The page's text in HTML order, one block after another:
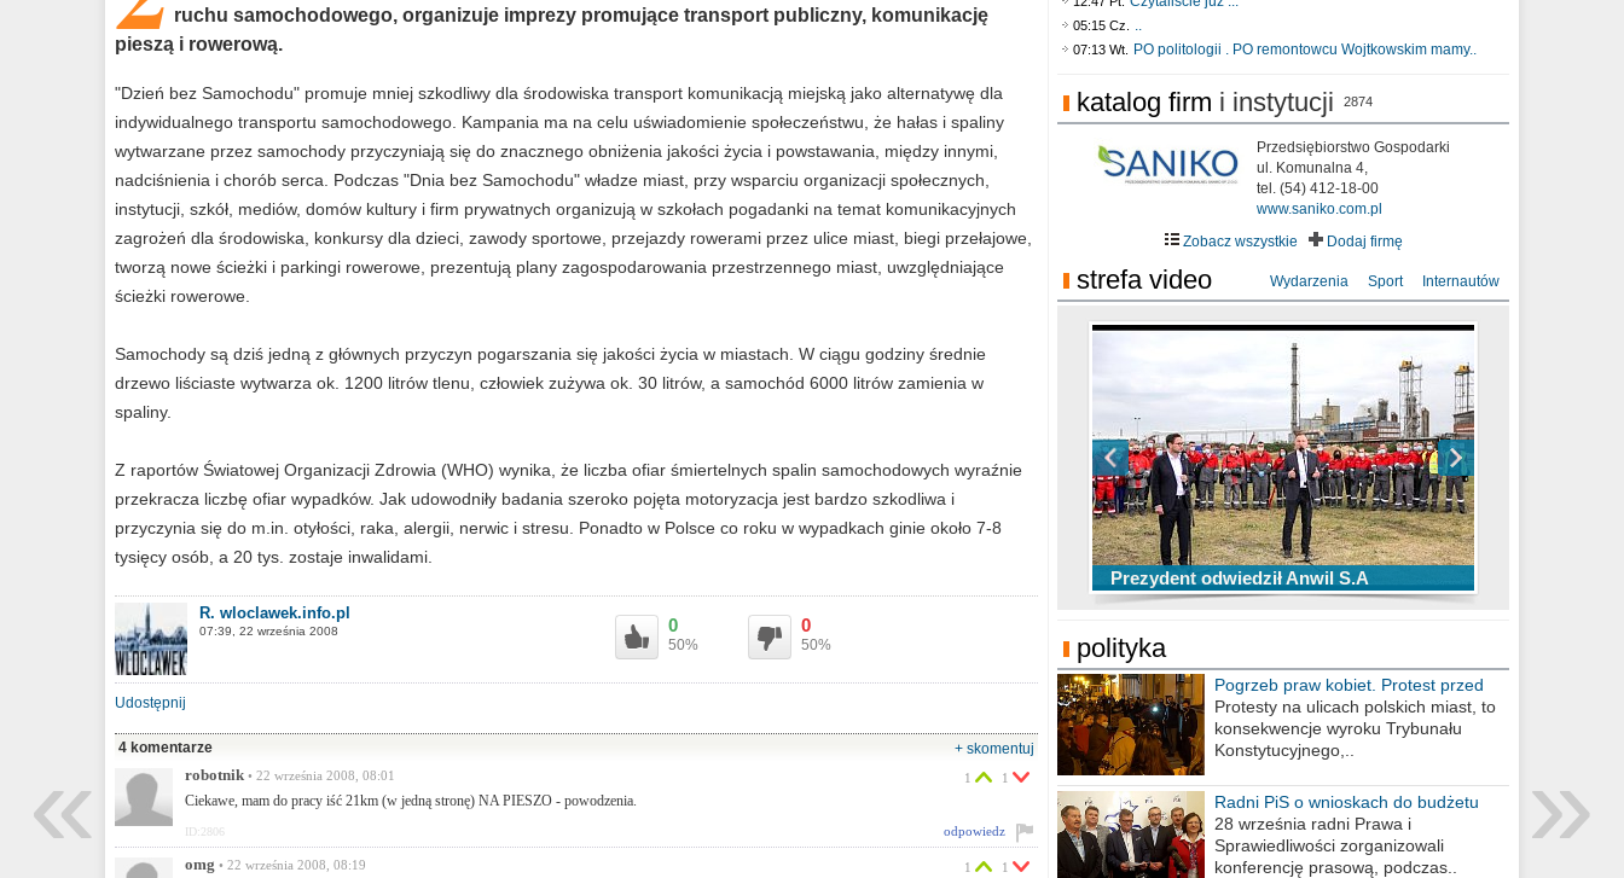
ruchu samochodowego, organizuje imprezy promujące transport publiczny, komunikację
pieszą i rowerową.
"Dzień bez Samochodu" promuje mniej szkodliwy dla środowiska transport komunikacją miejską jako alternatywę dla
indywidualnego transportu samochodowego. Kampania ma na celu uświadomienie społeczeństwu, że hałas i spaliny
wytwarzane przez samochody przyczyniają się do znacznego obniżenia jakości życia i powstawania, między innymi,
nadciśnienia i chorób serca. Podczas "Dnia bez Samochodu" władze miast, przy wsparciu organizacji społecznych,
instytucji, szkół, mediów, domów kultury i firm prywatnych organizują w szkołach pogadanki na temat komunikacyjnych
zagrożeń dla środowiska, konkursy dla dzieci, zawody sportowe, przejazdy rowerami przez ulice miast, biegi przełajowe,
tworzą nowe ścieżki i parkingi rowerowe, prezentują plany zagospodarowania przestrzennego miast, uwzględniające
ścieżki rowerowe.
Samochody są dziś jedną z głównych przyczyn pogarszania się jakości życia w miastach. W ciągu godziny średnie
drzewo liściaste wytwarza ok. 1200 litrów tlenu, człowiek zużywa ok. 30 litrów, a samochód 6000 litrów zamienia w
spaliny.
Z raportów Światowej Organizacji Zdrowia (WHO) wynika, że liczba ofiar śmiertelnych spalin samochodowych wyraźnie
przekracza liczbę ofiar wypadków. Jak udowodniły badania szeroko pojęta motoryzacja jest bardzo szkodliwa i
przyczynia się do m.in. otyłości, raka, alergii, nerwic i stresu. Ponadto w Polsce co roku w wypadkach ginie około 7-8
tysięcy osób, a 20 tys. zostaje inwalidami.
R. wloclawek.info.pl
07:39, 22 września 2008 0
50%
0
50%
Udostępnij
4 komentarze
+ skomentuj
robotnik • 22 września 2008, 08:01
Ciekawe, mam do pracy iść 21km (w jedną stronę) NA PIESZO - powodzenia.
1 1
odpowiedz
ID:2806
omg • 22 września 2008, 08:19 1 1
05:15 Cz. ..
07:13 Wt. PO politologii . PO remontowcu Wojtkowskim mamy..
katalog firm i instytucji 2874
Przedsiębiorstwo Gospodarki
ul. Komunalna 4,
tel. (54) 412-18-00
www.saniko.com.pl
Zobacz wszystkie
Dodaj firmę
strefa video Wydarzenia Sport Internautów
Prezydent odwiedził Anwil S.A
TOP 10 przechwytów Anwilu Włocławek
w EBL w sezonie 2019/2020
TOP 5 rzutów Anwilu Włocławek w BCL
w sezonie 2019/2020
Ni To Ponk - W oczach mamy strach
sixf33t .Last Year DRONE FOOTAGE
Włocławek
XXIII Sesja Rady Miasta Włocławek VIII
kadencji w dniu 09.06.2020 r.
polityka
Pogrzeb praw kobiet. Protest przed
biurem poselskim PiS
Protesty na ulicach polskich miast, to
konsekwencje wyroku Trybunału
Konstytucyjnego,..
Radni PiS o wnioskach do budżetu
miasta na 2021 rok
28 września radni Prawa i
Sprawiedliwości zorganizowali
konferencję prasową, podczas..
»
«